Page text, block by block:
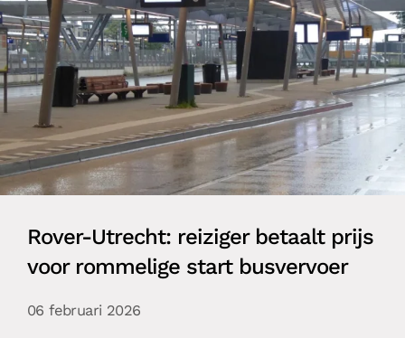
Rover-Utrecht: reiziger betaalt prijs
voor rommelige start busvervoer
06 februari 2026